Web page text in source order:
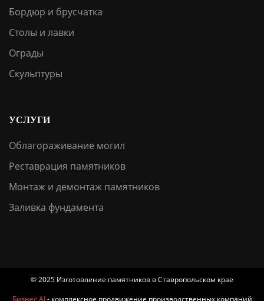
Бордюр и брусчатка
Столы и лавки
Ограды
Скульптуры
УСЛУГИ
Облагораживание могил
Реставрация памятников
Монтаж и демонтаж памятников
Заливка фундамента
© 2025 Изготовление памятников в Ставропольском крае